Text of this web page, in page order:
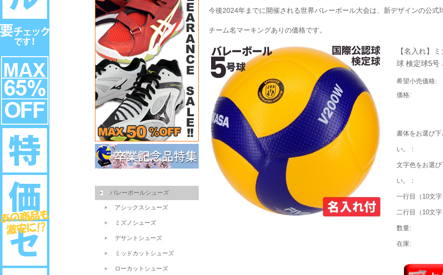
今後2024年までに開催される世界バレーボール大会は、新デザインの公式
チーム名マーキングありの価格です。
【名入れ】
球 検定球5号
希望小売価格:
価格:
書体をお選び下
い。：
文字色をお選び
い。：
一行目（10文
二行目（10文
数量:
在庫:
バレーボールシューズ
アシックスシューズ
ミズノシューズ
デサントシューズ
ミッドカットシューズ
ローカットシューズ